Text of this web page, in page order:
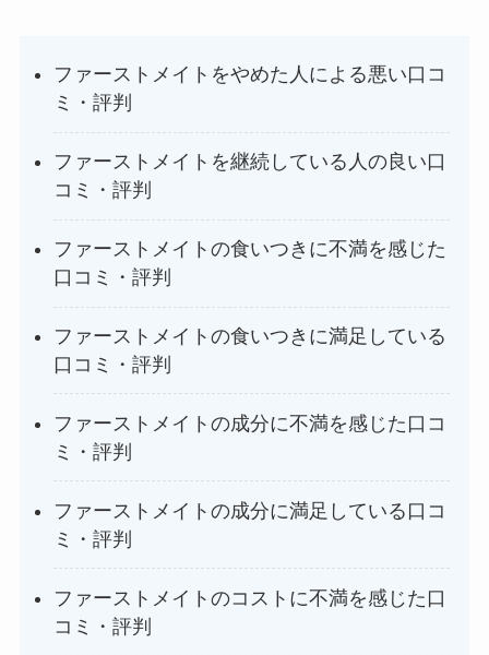
ファーストメイトをやめた人による悪い口コ
ミ・評判
ファーストメイトを継続している人の良い口
コミ・評判
ファーストメイトの食いつきに不満を感じた
口コミ・評判
ファーストメイトの食いつきに満足している
口コミ・評判
ファーストメイトの成分に不満を感じた口コ
ミ・評判
ファーストメイトの成分に満足している口コ
ミ・評判
ファーストメイトのコストに不満を感じた口
コミ・評判